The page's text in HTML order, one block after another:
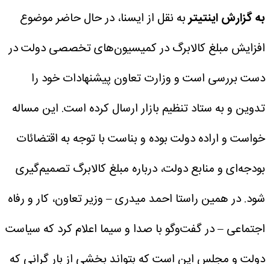
به گزارش اینتیتربه نقل از ایسنا، در حال حاضر موضوع
افزایش مبلغ کالابرگ در کمیسیون‌های تخصصی دولت در
دست بررسی است و وزارت تعاون پیشنهادات خود را
تدوین و به ستاد تنظیم بازار ارسال کرده است. این مساله
خواست و اراده دولت بوده و بناست با توجه به اقتضائات
بودجه‌ای و منابع دولت، درباره مبلغ کالابرگ تصمیم‌گیری
شود.در همین راستا احمد میدری – وزیر تعاون، کار و رفاه
اجتماعی – در گفت‌وگو با صدا و سیما اعلام کرد که سیاست
دولت و مجلس این است که بتواند بخشی از بار گرانی که